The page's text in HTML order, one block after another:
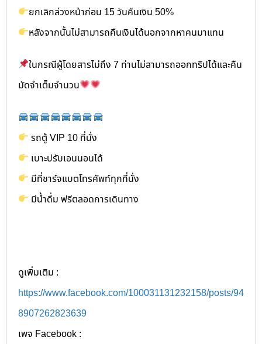
ยกเลิกล่วงหน้าก่อน 15 วันคืนเงิน 50%
หลังจากนั้นไม่สามารถคืนเงินได้นอกจากหาคนมาแทน
ในกรณีผู้โดยสารไม่ถึง 7 ท่านไม่สามารถออกทริปได้และคืน
มัดจำเต็มจำนวน
รถตู้ VIP 10 ที่นั่ง
เบาะปรับเอนนอนได้
มีที่ชาร์จแบตโทรศัพท์ทุกที่นั่ง
มีน้ำดื่ม ฟรีตลอดการเดินทาง
ดูเพิ่มเติม :
https://www.facebook.com/100031131232158/posts/94
8907262823639
เพจ Facebook :